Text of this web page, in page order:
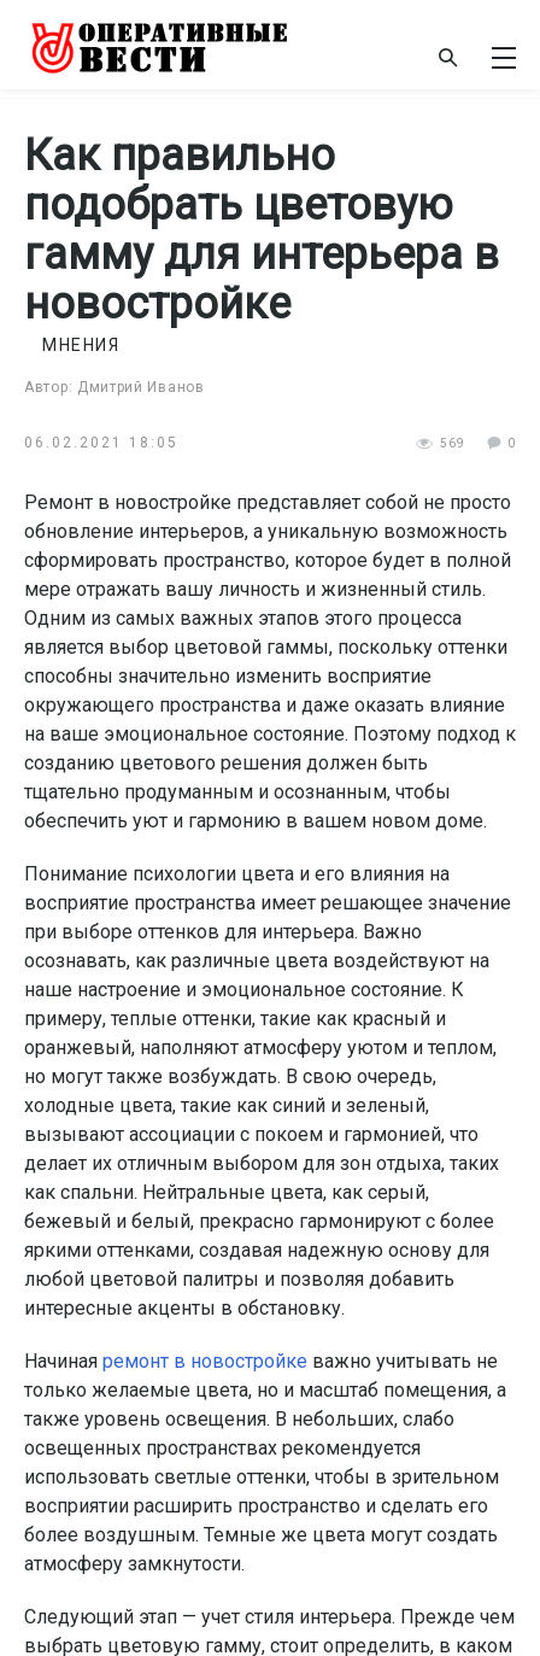
Как правильно
подобрать цветовую
гамму для интерьера в
новостройке
Автор: Дмитрий Иванов
МНЕНИЯ
06.02.2021 18:05 569 0
Ремонт в новостройке представляет собой не просто
обновление интерьеров, а уникальную возможность
сформировать пространство, которое будет в полной
мере отражать вашу личность и жизненный стиль.
Одним из самых важных этапов этого процесса
является выбор цветовой гаммы, поскольку оттенки
способны значительно изменить восприятие
окружающего пространства и даже оказать влияние
на ваше эмоциональное состояние. Поэтому подход к
созданию цветового решения должен быть
тщательно продуманным и осознанным, чтобы
обеспечить уют и гармонию в вашем новом доме.
Понимание психологии цвета и его влияния на
восприятие пространства имеет решающее значение
при выборе оттенков для интерьера. Важно
осознавать, как различные цвета воздействуют на
наше настроение и эмоциональное состояние. К
примеру, теплые оттенки, такие как красный и
оранжевый, наполняют атмосферу уютом и теплом,
но могут также возбуждать. В свою очередь,
холодные цвета, такие как синий и зеленый,
вызывают ассоциации с покоем и гармонией, что
делает их отличным выбором для зон отдыха, таких
как спальни. Нейтральные цвета, как серый,
бежевый и белый, прекрасно гармонируют с более
яркими оттенками, создавая надежную основу для
любой цветовой палитры и позволяя добавить
интересные акценты в обстановку.
Начиная ремонт в новостройке важно учитывать не
только желаемые цвета, но и масштаб помещения, а
также уровень освещения. В небольших, слабо
освещенных пространствах рекомендуется
использовать светлые оттенки, чтобы в зрительном
восприятии расширить пространство и сделать его
более воздушным. Темные же цвета могут создать
атмосферу замкнутости.
Следующий этап — учет стиля интерьера. Прежде чем
выбрать цветовую гамму, стоит определить, в каком